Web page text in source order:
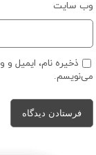
وب‌ سایت
ذخیره نام، ایمیل و
می‌نویسم.